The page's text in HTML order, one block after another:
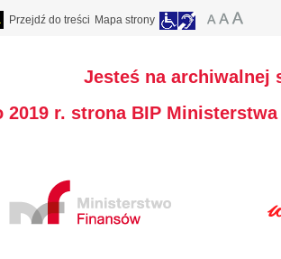
Przejdź do treści Mapa strony
Jesteś na archiwalnej
2019 r. strona BIP